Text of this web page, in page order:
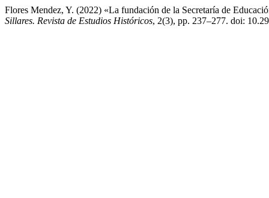
Flores Mendez, Y. (2022) «La fundación de la Secretaría de
Sillares. Revista de Estudios Históricos, 2(3), pp. 237–277. doi: